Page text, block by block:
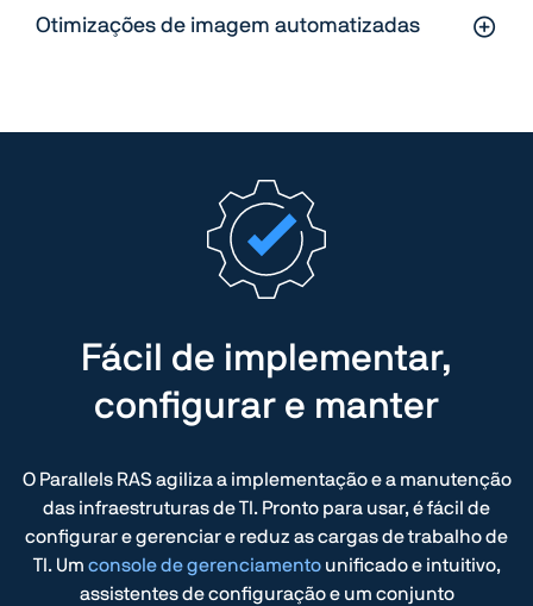
Otimizações de imagem automatizadas
Fácil de implementar,
configurar e manter
O Parallels RAS agiliza a implementação e a manutenção
das infraestruturas de TI. Pronto para usar, é fácil de
configurar e gerenciar e reduz as cargas de trabalho de
TI. Um console de gerenciamentounificado e intuitivo,
assistentes de configuração e um conjunto